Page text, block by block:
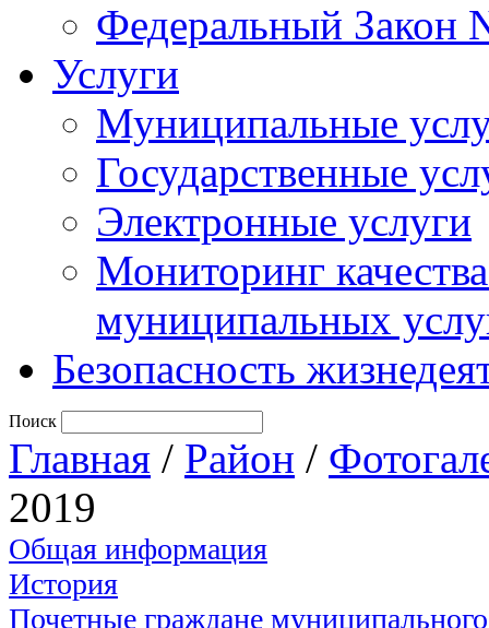
Федеральный Закон
Услуги
Муниципальные
Государственные
Электронные услуги
Мониторинг
муниципальных
Безопасность
Поиск
Главная / Район /
2019
Общая информация
История
Почетные граждане